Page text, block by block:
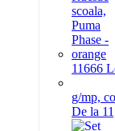
11666
g/mp,
De la